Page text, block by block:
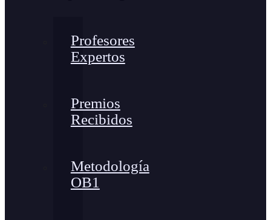
Profesores
Expertos
Premios
Recibidos
Metodología
OB1